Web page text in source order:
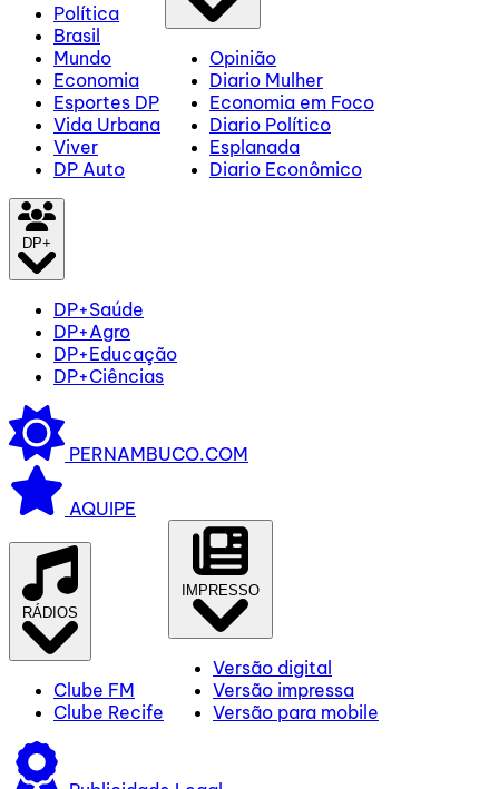
Política
Brasil
Mundo
Economia
Esportes DP
Vida Urbana
Viver
DP Auto
Opinião
Diario Mulher
Economia em Foco
Diario Político
Esplanada
Diario Econômico
DP+
DP+Saúde
DP+Agro
DP+Educação
DP+Ciências
PERNAMBUCO.COM
AQUIPE
RÁDIOS
Clube FM
Clube Recife
IMPRESSO
Versão digital
Versão impressa
Versão para mobile